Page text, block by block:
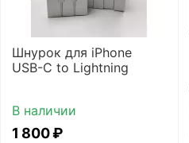
Шнурок для iPhone
USB-C to Lightning
В наличии
1 800₽